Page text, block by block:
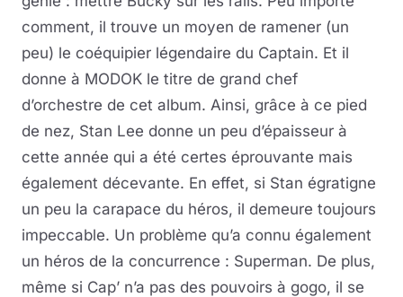
comment, il trouve un moyen de ramener (un
peu) le coéquipier légendaire du Captain. Et il
donne à MODOK le titre de grand chef
d’orchestre de cet album. Ainsi, grâce à ce pied
de nez, Stan Lee donne un peu d’épaisseur à
cette année qui a été certes éprouvante mais
également décevante. En effet, si Stan égratigne
un peu la carapace du héros, il demeure toujours
impeccable. Un problème qu’a connu également
un héros de la concurrence : Superman. De plus,
même si Cap’ n’a pas des pouvoirs à gogo, il se